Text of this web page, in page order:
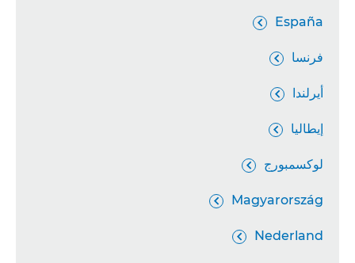
España

فرنسا 
أيرلندا 
إيطاليا 
لوكسمبورج 
Magyarország

Nederland
